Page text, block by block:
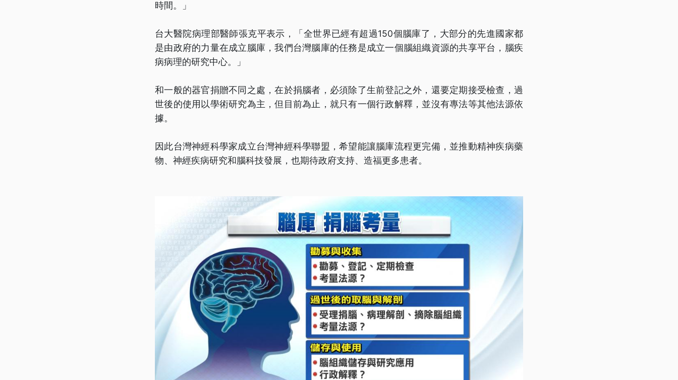
時間。」
台大醫院病理部醫師張克平表示，「全世界已經有超過150個腦庫了，大部分的先進國家都
是由政府的力量在成立腦庫，我們台灣腦庫的任務是成立一個腦組織資源的共享平台，腦疾
病病理的研究中心。」
和一般的器官捐贈不同之處，在於捐腦者，必須除了生前登記之外，還要定期接受檢查，過
世後的使用以學術研究為主，但目前為止，就只有一個行政解釋，並沒有專法等其他法源依
據。
因此台灣神經科學家成立台灣神經科學聯盟，希望能讓腦庫流程更完備，並推動精神疾病藥
物、神經疾病研究和腦科技發展，也期待政府支持、造福更多患者。